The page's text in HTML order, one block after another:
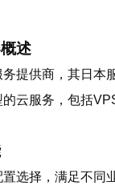
述
提供商，其日本
云服务，包括
选择，满足不